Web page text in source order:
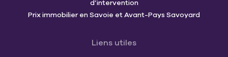
d’intervention
Prix immobilier en Savoie et Avant-Pays Savoyard
Liens utiles